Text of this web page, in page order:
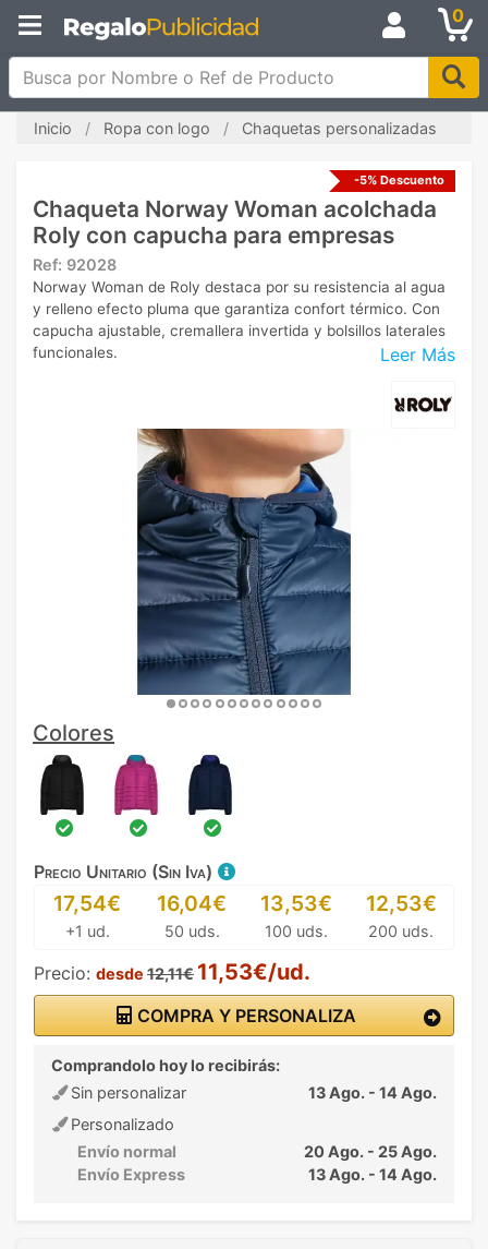
0
Busca por Nombre o Ref de Producto
Inicio Ropa con logo Chaquetas personalizadas
-5% Descuento
Chaqueta Norway Woman acolchada
Roly con capucha para empresas
Ref: 92028
Leer Más
Norway Woman de Roly destaca por su resistencia al agua
y relleno efecto pluma que garantiza confort térmico. Con
capucha ajustable, cremallera invertida y bolsillos laterales
funcionales.
Colores
Precio Unitario (Sin Iva)
17,54€
+1 ud.
16,04€
50 uds.
13,53€
100 uds.
12,53€
200 uds.
Precio: desde 12,11€ 11,53€/ud.
COMPRA Y PERSONALIZA
Comprandolo hoy lo recibirás:
Sin personalizar
13 Ago. - 14 Ago.
Personalizado
Envío normal
20 Ago. - 25 Ago.
Envío Express
13 Ago. - 14 Ago.